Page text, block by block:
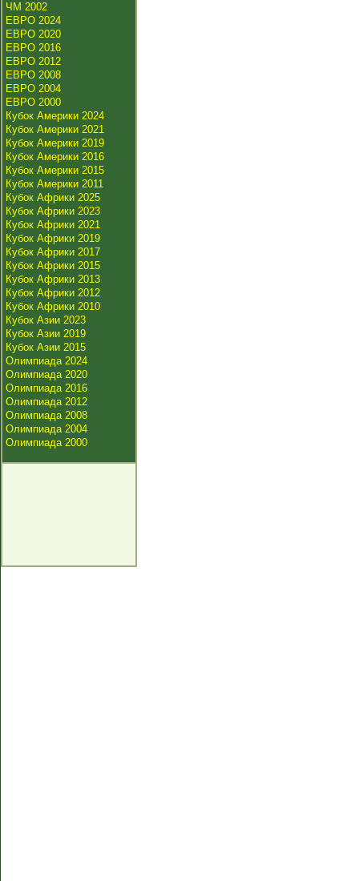
ЧМ 2002
ЕВРО 2024
ЕВРО 2020
ЕВРО 2016
ЕВРО 2012
ЕВРО 2008
ЕВРО 2004
ЕВРО 2000
Кубок Америки 2024
Кубок Америки 2021
Кубок Америки 2019
Кубок Америки 2016
Кубок Америки 2015
Кубок Америки 2011
Кубок Африки 2025
Кубок Африки 2023
Кубок Африки 2021
Кубок Африки 2019
Кубок Африки 2017
Кубок Африки 2015
Кубок Африки 2013
Кубок Африки 2012
Кубок Африки 2010
Кубок Азии 2023
Кубок Азии 2019
Кубок Азии 2015
Олимпиада 2024
Олимпиада 2020
Олимпиада 2016
Олимпиада 2012
Олимпиада 2008
Олимпиада 2004
Олимпиада 2000